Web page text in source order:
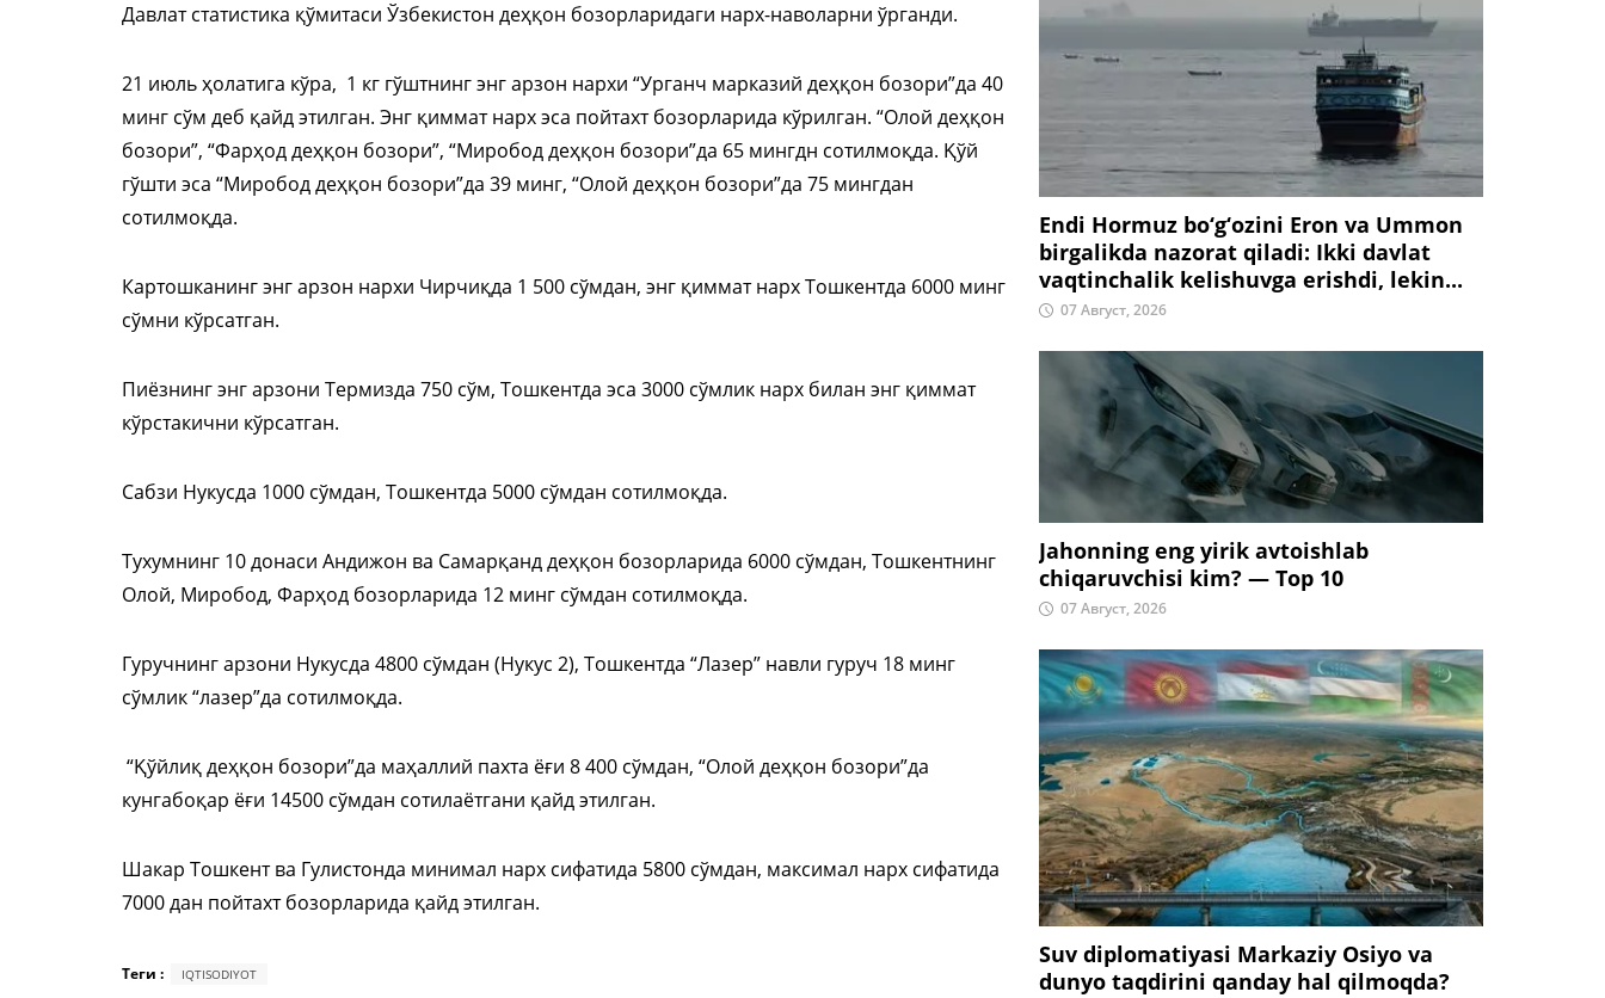
Давлат статистика қўмитаси Ўзбекистон деҳқон бозорларидаги нарх-наволарни ўрганди.
21 июль ҳолатига кўра, 1 кг гўштнинг энг арзон нархи “Урганч марказий деҳқон бозори”да 40
минг сўм деб қайд этилган. Энг қиммат нарх эса пойтахт бозорларида кўрилган. “Олой деҳқон
бозори”, “Фарҳод деҳқон бозори”, “Миробод деҳқон бозори”да 65 мингдн сотилмоқда. Қўй
гўшти эса “Миробод деҳқон бозори”да 39 минг, “Олой деҳқон бозори”да 75 мингдан
сотилмоқда.
Картошканинг энг арзон нархи Чирчиқда 1 500 сўмдан, энг қиммат нарх Тошкентда 6000 минг
сўмни кўрсатган.
Пиёзнинг энг арзони Термизда 750 сўм, Тошкентда эса 3000 сўмлик нарх билан энг қиммат
кўрстакични кўрсатган.
Сабзи Нукусда 1000 сўмдан, Тошкентда 5000 сўмдан сотилмоқда.
Тухумнинг 10 донаси Андижон ва Самарқанд деҳқон бозорларида 6000 сўмдан, Тошкентнинг
Олой, Миробод, Фарҳод бозорларида 12 минг сўмдан сотилмоқда.
Гуручнинг арзони Нукусда 4800 сўмдан (Нукус 2), Тошкентда “Лазер” навли гуруч 18 минг
сўмлик “лазер”да сотилмоқда.
“Қўйлиқ деҳқон бозори”да маҳаллий пахта ёғи 8 400 сўмдан, “Олой деҳқон бозори”да
кунгабоқар ёғи 14500 сўмдан сотилаётгани қайд этилган.
Шакар Тошкент ва Гулистонда минимал нарх сифатида 5800 сўмдан, максимал нарх сифатида
7000 дан пойтахт бозорларида қайд этилган.
Теги : IQTISODIYOT
Endi Hormuz bo‘g‘ozini Eron va Ummon
birgalikda nazorat qiladi: Ikki davlat
vaqtinchalik kelishuvga erishdi, lekin...
07 Август, 2026
Jahonning eng yirik avtoishlab
chiqaruvchisi kim? — Top 10
07 Август, 2026
Suv diplomatiyasi Markaziy Osiyo va
dunyo taqdirini qanday hal qilmoqda?